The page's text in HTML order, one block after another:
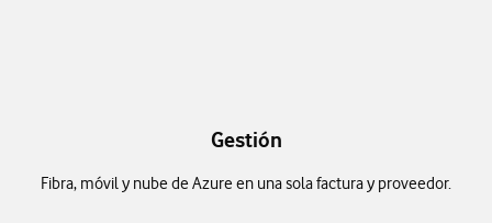
Gestión
Fibra, móvil y nube de Azure en una sola factura y proveedor.